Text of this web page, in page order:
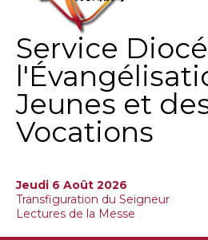
Service
Jeunes et
Vocations
Jeudi 6 Août 2026
Transfiguration du Seigneur
Lectures de la Messe